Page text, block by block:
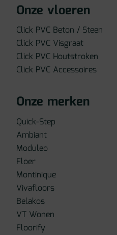
Onze vloeren
Click PVC Beton / Steen
Click PVC Visgraat
Click PVC Houtstroken
Click PVC Accessoires
Onze merken
Quick-Step
Ambiant
Moduleo
Floer
Montinique
Vivafloors
Belakos
VT Wonen
Floorify